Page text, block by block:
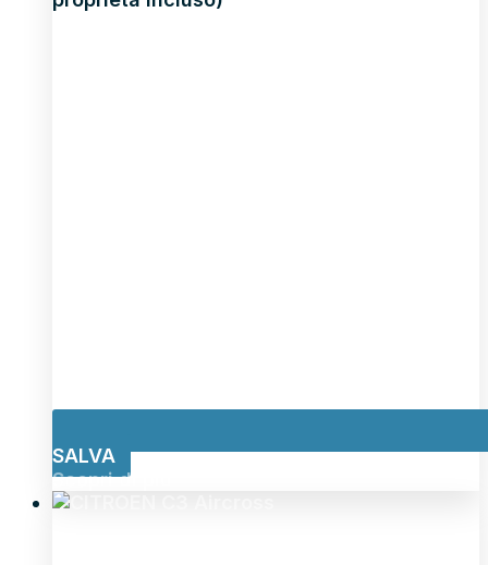
SALVA
Scopri di più